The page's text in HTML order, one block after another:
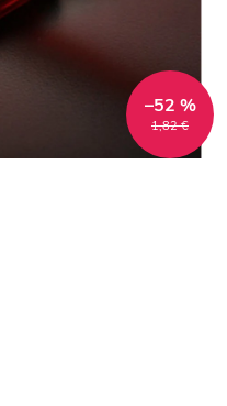
1,82 €
–52 %